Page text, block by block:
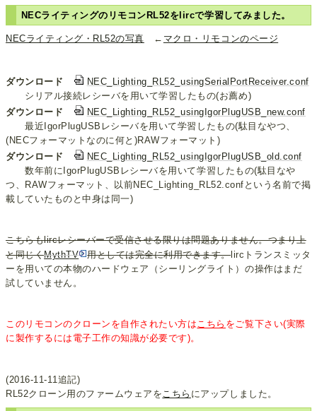
NECライティングのリモコンRL52をlircで学習してみました。
NECライティング・RL52の写真 ← マクロ・リモコンのページ
ダウンロード
NEC_Lighting_RL52_usingSerialPortReceiver.conf
シリアル接続レシーバを用いて学習したもの(お薦め)
ダウンロード
NEC_Lighting_RL52_usingIgorPlugUSB_new.conf
最近IgorPlugUSBレシーバを用いて学習したもの(駄目なやつ、
(NECフォーマットなのに何と)RAWフォーマット)
ダウンロード
NEC_Lighting_RL52_usingIgorPlugUSB_old.conf
数年前にIgorPlugUSBレシーバを用いて学習したもの(駄目なや
つ、RAWフォーマット、以前NEC_Lighting_RL52.confという名前で掲
載していたものと中身は同一)
こちらもlircレシーバーで受信させる限りは問題ありません。つまり上
と同じくMythTV 用としては完全に利用できます。 lircトランスミッタ
ーを用いての本物のハードウェア（シーリングライト）の操作はまだ
試していません。
このリモコンのクローンを自作されたい方はこちら をご覧下さい(実際
に製作するには電子工作の知識が必要です)。
(2016-11-11追記)
RL52クローン用のファームウェアを こちら にアップしました。